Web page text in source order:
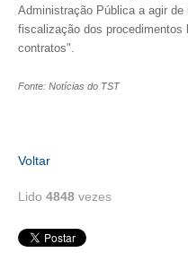
FGTS CORREÇÃO
LEGISLAÇÃO
LEI 4.950-A/1966 – PISO
LEI 6.496/1977 – ART
RES 1.002/2002 – CÓDIGO DE
HOMOLOGAÇÕES
Administração Pública a agir
fiscalização dos
contratos".
Fonte: Notícias do TST
Voltar
Lido 4848 vezes